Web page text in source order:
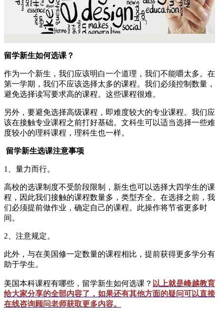
留学新生如何选课？
作为一个新生，我们应该明白一个道理，我们不能嚼太多。在
第一学期，我们不应该选择太多的课程。我们必须控制数量，
避免选择读写要求高的课程。这些课程很难。
另外，要避免选择高级课程，即难度较大的专业课程。我们应
该在接触专业课程之前打好基础。文科生可以适当选择一些难
度较小的理科课程，理科生也一样。
留学新生选课注意事项
1、量力而行。
高校的选课制度不受阶段限制，新生也可以选择大四学生的课
程，因此我们接触的课程数量多，类型齐全。在选择之前，我
们必须提前做作业，确定自己的课程。此操作将节省更多时
间。
2、注意规定。
此外，与在美国修一定数量的课程相比，提前获得更多学分有
助于学生。
美国本科课程有哪些，留学新生如何选课？ 以上就是峰越教育
给大家分享的全部内容了，如果还有其他方面的疑问可以直接
在线咨询顾问老师获取更多内容。